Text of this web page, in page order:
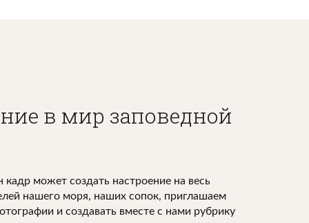
в мир заповедной
кадр может создать настроение на весь
нашего моря, наших сопок, приглашаем
и создавать вместе с нами рубрику